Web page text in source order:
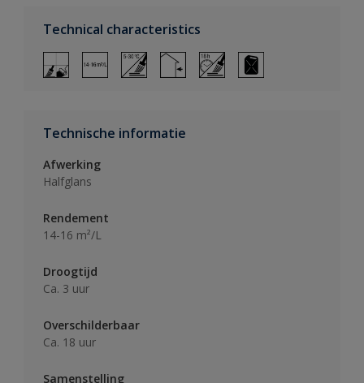
Technical characteristics
Technische informatie
Afwerking
Halfglans
Rendement
14-16 m²/L
Droogtijd
Ca. 3 uur
Overschilderbaar
Ca. 18 uur
Samenstelling